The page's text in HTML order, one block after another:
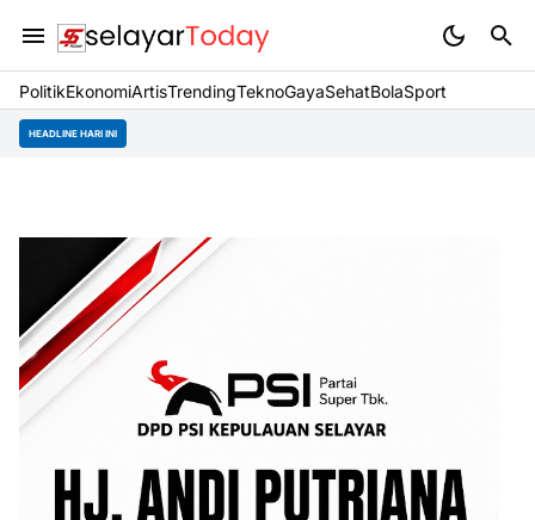
PolitikEkonomiArtisTrendingTeknoGayaSehatBolaSport
HEADLINE HARI INI